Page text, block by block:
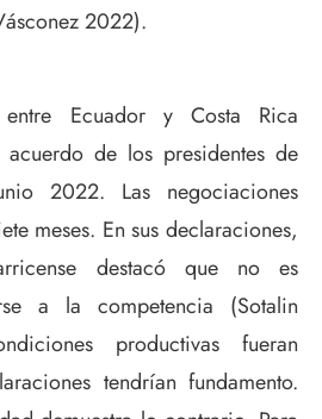
2022).
entre Ecuador y Costa Rica
de los presidentes de
2022. Las negociaciones
meses. En sus declaraciones,
destacó que no es
a la competencia (Sotalin
productivas fueran
tendrían fundamento.